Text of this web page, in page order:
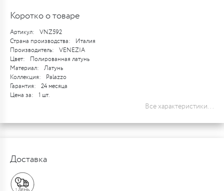
Коротко о товаре
Артикул:
VNZ592
Страна производства:
Италия
Производитель:
VENEZIA
Цвет:
Полированная латунь
Материал:
Латунь
Коллекция:
Palazzo
Гарантия:
24 месяца
Цена за:
1 шт.
Все характеристики...
Доставка